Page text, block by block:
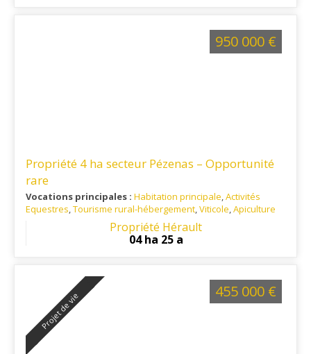
Propriété 4 ha secteur Pézenas – Opportunité
rare
Vocations principales : Habitation principale,Activités
Equestres,Tourisme rural-hébergement,Viticole,Apiculture
: Pézenas - Entre Clermont l'Hérault -
Montpellier - BéziersPropriété Hérault
04 ha 25 a
950 000 €
Projet de vie 455 000 €